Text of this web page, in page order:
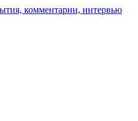
комментарии, интервью